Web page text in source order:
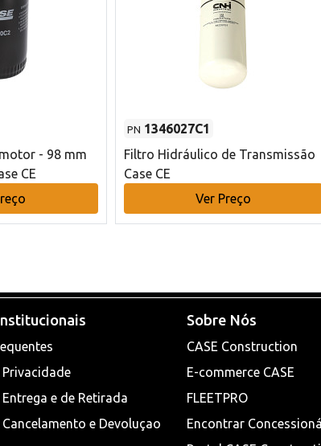
- 98 mm
CE
PN 1346027C1
Filtro Hidráulico de Transmissão
Case CE
Ver Preço
e de Retirada
e Devoluçao
Sobre Nós
CASE Construction
E-commerce CASE
FLEETPRO
Encontrar